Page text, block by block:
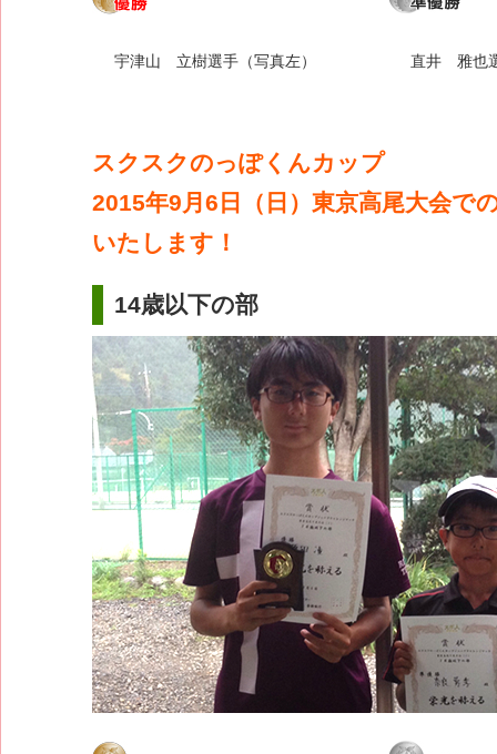
宇津山 立樹選手（写真左） 直井 雅也
スクスクのっぽくんカップ
2015年9月6日（日）東京高尾大会で
いたします！
14歳以下の部